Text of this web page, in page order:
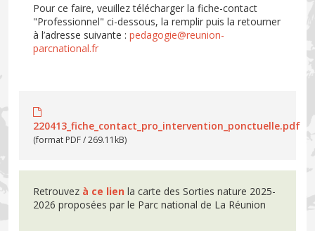
Pour ce faire, veuillez télécharger la fiche-contact
"Professionnel" ci-dessous, la remplir puis la retourner
à l’adresse suivante : pedagogie@reunion-
parcnational.fr
220413_fiche_contact_pro_intervention_ponctuelle.pdf
(format PDF / 269.11kB)
Retrouvez à ce lien la carte des Sorties nature 2025-
2026 proposées par le Parc national de La Réunion